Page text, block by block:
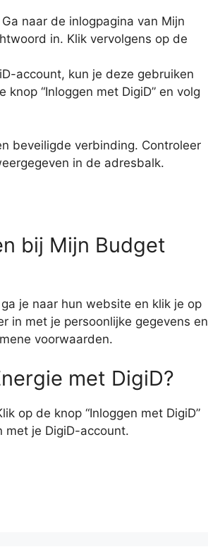
Ga naar de inlogpagina van Mijn
in. Klik vervolgens op de
account, kun je deze gebruiken
“Inloggen met DigiD” en volg
beveiligde verbinding. Controleer
in de adresbalk.
bij Mijn Budget
je naar hun website en klik je op
in met je persoonlijke gegevens en
voorwaarden.
met DigiD?
op de knop “Inloggen met DigiD”
met je DigiD-account.